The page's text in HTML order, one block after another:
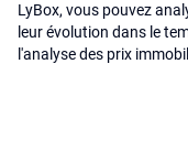
LyBox, vous pouvez
leur évolution dans le
l'analyse des prix